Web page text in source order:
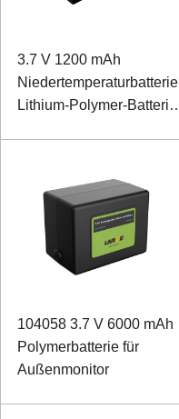
3.7 V 1200 mAh
Niedertemperaturbatterie
Lithium-Polymer-Batterie
104058 3.7 V 6000 mAh
Polymerbatterie für
Außenmonitor